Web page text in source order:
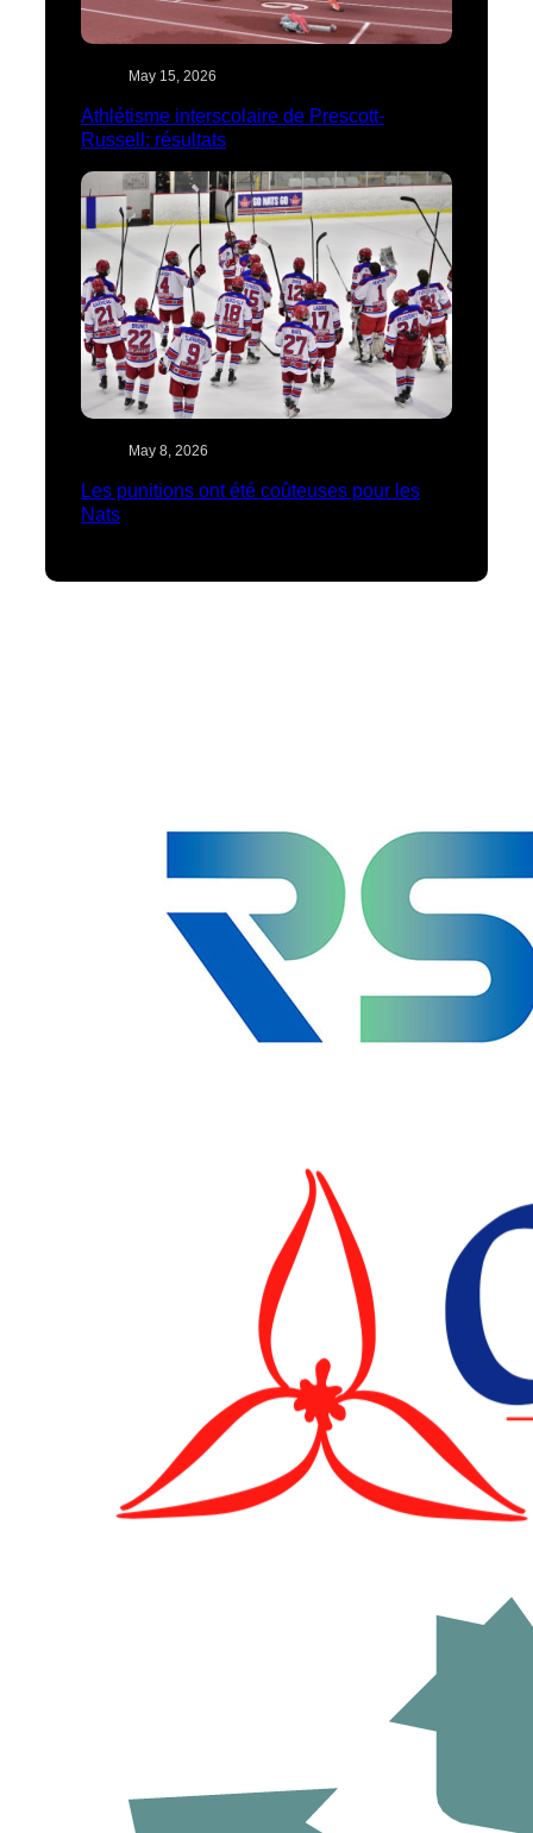
May 15, 2026
Athlétisme interscolaire de Prescott-
Russell: résultats
May 8, 2026
Les punitions ont été coûteuses pour les
Nats